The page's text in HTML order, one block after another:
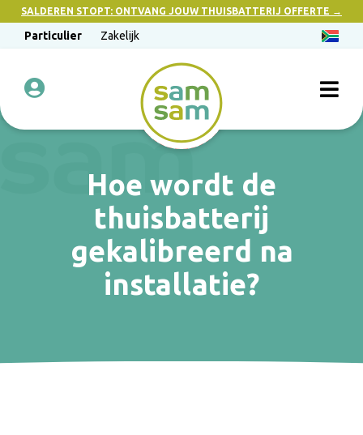
SALDEREN STOPT: ONTVANG JOUW THUISBATTERIJ OFFERTE →
Particulier Zakelijk
Hoe wordt de
thuisbatterij
gekalibreerd na
installatie?